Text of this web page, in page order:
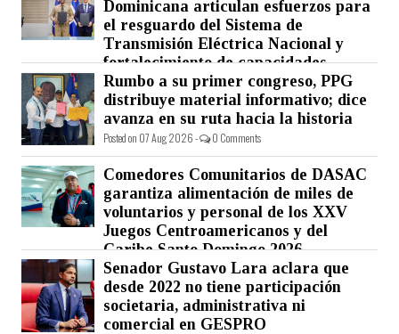
Dominicana articulan esfuerzos para
el resguardo del Sistema de
Transmisión Eléctrica Nacional y
fortalecimiento de capacidades.
Posted on 07 Aug 2026 - 0 Comments
Rumbo a su primer congreso, PPG
distribuye material informativo; dice
avanza en su ruta hacia la historia
Posted on 07 Aug 2026 - 0 Comments
Comedores Comunitarios de DASAC
garantiza alimentación de miles de
voluntarios y personal de los XXV
Juegos Centroamericanos y del
Caribe Santo Domingo 2026
Posted on 07 Aug 2026 - 0 Comments
Senador Gustavo Lara aclara que
desde 2022 no tiene participación
societaria, administrativa ni
comercial en GESPRO